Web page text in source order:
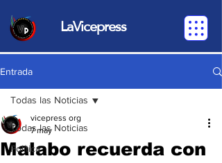
LaVicepress
Entrada
Todas las Noticias
Política
Todas las Noticias
Malabo recuerda con
vicepress org
7 may